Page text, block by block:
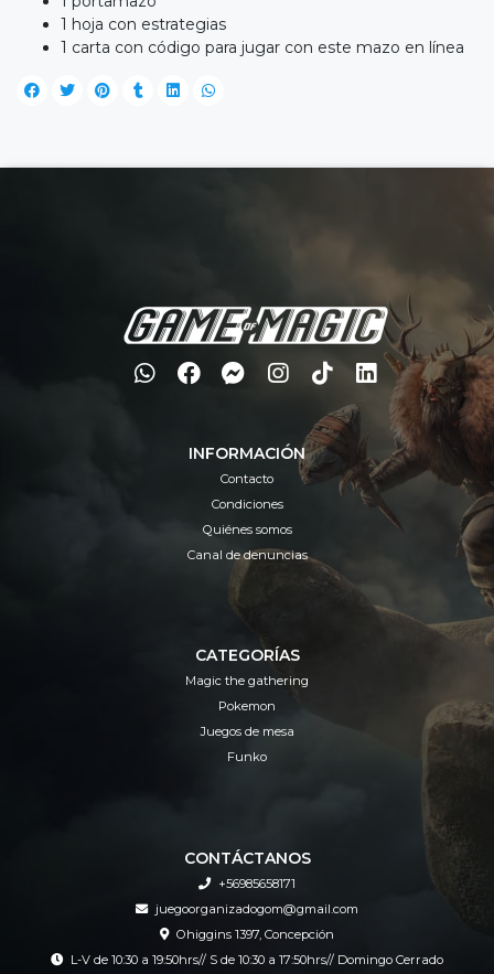
1 hoja con estrategias
1 carta con código para jugar con este mazo en línea
INFORMACIÓN
Contacto
Condiciones
Quiénes somos
Canal de denuncias
CATEGORÍAS
Magic the gathering
Pokemon
Juegos de mesa
Funko
CONTÁCTANOS
+56985658171
juegoorganizadogom@gmail.com
Ohiggins 1397, Concepción
L-V de 10:30 a 19:50hrs// S de 10:30 a 17:50hrs// Domingo Cerrado